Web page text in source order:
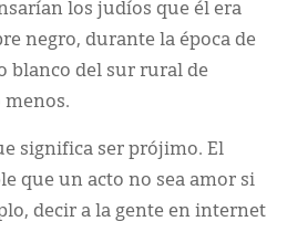
los judíos que él era
negro, durante la época de
blanco del sur rural de
menos.
significa ser prójimo. El
que un acto no sea amor si
decir a la gente en internet